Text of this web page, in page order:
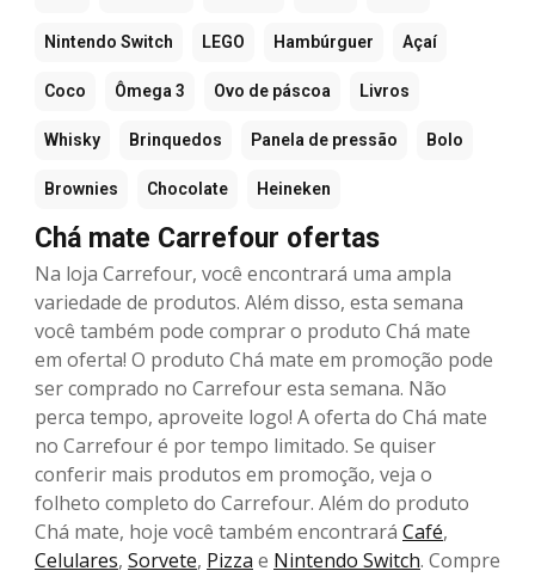
Nintendo Switch LEGO Hambúrguer Açaí
Coco Ômega 3 Ovo de páscoa Livros
Whisky Brinquedos Panela de pressão Bolo
Brownies Chocolate Heineken
Chá mate Carrefour ofertas
Na loja Carrefour, você encontrará uma ampla
variedade de produtos. Além disso, esta semana
você também pode comprar o produto Chá mate
em oferta! O produto Chá mate em promoção pode
ser comprado no Carrefour esta semana. Não
perca tempo, aproveite logo! A oferta do Chá mate
no Carrefour é por tempo limitado. Se quiser
conferir mais produtos em promoção, veja o
folheto completo do Carrefour. Além do produto
Chá mate, hoje você também encontrará Café,
Celulares, Sorvete, Pizza e Nintendo Switch. Compre